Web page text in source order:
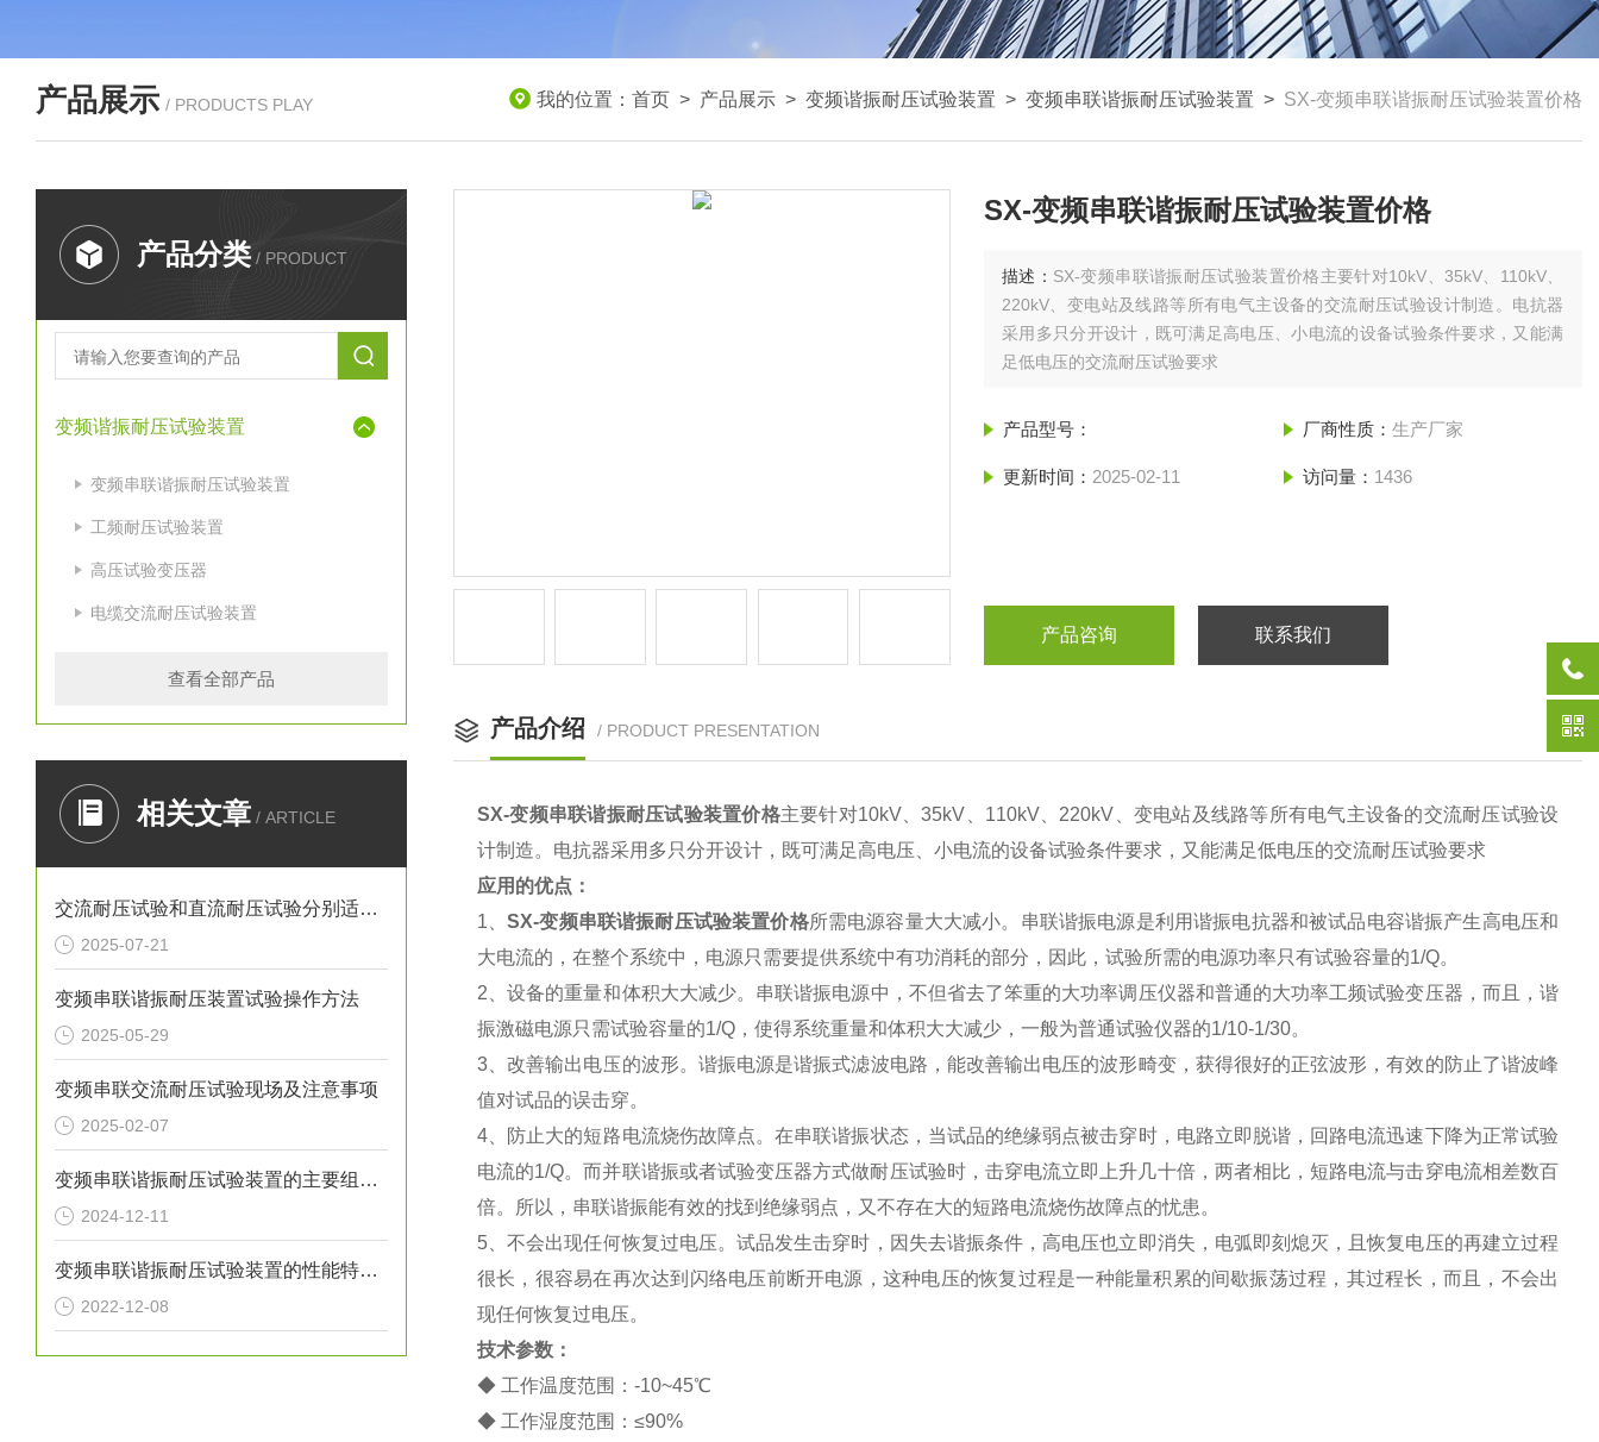
产品展示 / PRODUCTS PLAY 我的位置： 首页 > 产品展示 > 变频谐振耐压试验装置 > 变频串联谐振耐压试验装置 > SX-变频串联谐振耐压试验装置价格
产品分类 / PRODUCT
变频谐振耐压试验装置
变频串联谐振耐压试验装置
工频耐压试验装置
高压试验变压器
电缆交流耐压试验装置
查看全部产品
相关文章 / ARTICLE
交流耐压试验和直流耐压试验分别适用于哪些设备
2025-07-21
变频串联谐振耐压装置试验操作方法
2025-05-29
变频串联交流耐压试验现场及注意事项
2025-02-07
变频串联谐振耐压试验装置的主要组成部分
2024-12-11
变频串联谐振耐压试验装置的性能特点介绍
2022-12-08
SX-变频串联谐振耐压试验装置价格
描述： SX-变频串联谐振耐压试验装置价格主要针对10kV、35kV、110kV、
220kV、变电站及线路等所有电气主设备的交流耐压试验设计制造。电抗器
采用多只分开设计，既可满足高电压、小电流的设备试验条件要求，又能满
足低电压的交流耐压试验要求
产品型号： 厂商性质： 生产厂家
更新时间： 2025-02-11 访问量： 1436
产品咨询 联系我们
产品介绍 / PRODUCT PRESENTATION
SX-变频串联谐振耐压试验装置价格主要针对10kV、35kV、110kV、220kV、变电站及线路等所有电气主设备的交流耐压试验设
计制造。电抗器采用多只分开设计，既可满足高电压、小电流的设备试验条件要求，又能满足低电压的交流耐压试验要求
应用的优点：
1、SX-变频串联谐振耐压试验装置价格所需电源容量大大减小。串联谐振电源是利用谐振电抗器和被试品电容谐振产生高电压和
大电流的，在整个系统中，电源只需要提供系统中有功消耗的部分，因此，试验所需的电源功率只有试验容量的1/Q。
2、设备的重量和体积大大减少。串联谐振电源中，不但省去了笨重的大功率调压仪器和普通的大功率工频试验变压器，而且，谐
振激磁电源只需试验容量的1/Q，使得系统重量和体积大大减少，一般为普通试验仪器的1/10-1/30。
3、改善输出电压的波形。谐振电源是谐振式滤波电路，能改善输出电压的波形畸变，获得很好的正弦波形，有效的防止了谐波峰
值对试品的误击穿。
4、防止大的短路电流烧伤故障点。在串联谐振状态，当试品的绝缘弱点被击穿时，电路立即脱谐，回路电流迅速下降为正常试验
电流的1/Q。而并联谐振或者试验变压器方式做耐压试验时，击穿电流立即上升几十倍，两者相比，短路电流与击穿电流相差数百
倍。所以，串联谐振能有效的找到绝缘弱点，又不存在大的短路电流烧伤故障点的忧患。
5、不会出现任何恢复过电压。试品发生击穿时，因失去谐振条件，高电压也立即消失，电弧即刻熄灭，且恢复电压的再建立过程
很长，很容易在再次达到闪络电压前断开电源，这种电压的恢复过程是一种能量积累的间歇振荡过程，其过程长，而且，不会出
现任何恢复过电压。
技术参数：
◆ 工作温度范围：-10~45℃
◆ 工作湿度范围：≤90%